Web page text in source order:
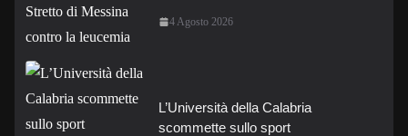
4 Agosto 2026
L’Università della Calabria
scommette sullo sport